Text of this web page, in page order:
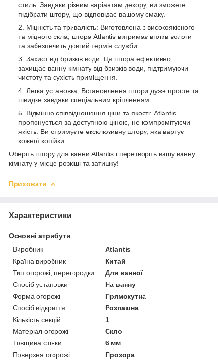
стиль. Завдяки різним варіантам декору, ви зможете
підібрати штору, що відповідає вашому смаку.
Міцність та тривалість: Виготовлена з високоякісного
та міцного скла, штора Atlantis витримає вплив вологи
та забезпечить довгий термін служби.
Захист від бризків води: Ця штора ефективно
захищає ванну кімнату від бризків води, підтримуючи
чистоту та сухість приміщення.
Легка установка: Встановлення штори дуже просте та
швидке завдяки спеціальним кріпленням.
Відмінне співвідношення ціни та якості: Atlantis
пропонується за доступною ціною, не компромітуючи
якість. Ви отримуєте ексклюзивну штору, яка вартує
кожної копійки.
Оберіть штору для ванни Atlantis і перетворіть вашу ванну
кімнату у місце розкіші та затишку!
Приховати
Характеристики
Основні атрибути
Виробник
Atlantis
Країна виробник
Китай
Тип огорожі, перегородки
Для ванної
Спосіб установки
На ванну
Форма огорожі
Прямокутна
Спосіб відкриття
Розпашна
Кількість секцій
1
Матеріал огорожі
Скло
Товщина стінки
6 мм
Поверхня огорожі
Прозора